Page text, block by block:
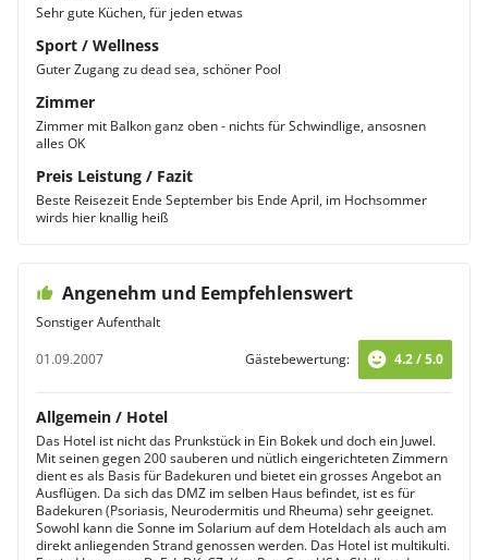
Sehr gute Küchen, für jeden etwas
Sport / Wellness
Guter Zugang zu dead sea, schöner Pool
Zimmer
Zimmer mit Balkon ganz oben - nichts für Schwindlige, ansosnen
alles OK
Preis Leistung / Fazit
Beste Reisezeit Ende September bis Ende April, im Hochsommer
wirds hier knallig heiß
Angenehm und Eempfehlenswert
Sonstiger Aufenthalt
01.09.2007
Gästebewertung: 4.2 / 5.0
Allgemein / Hotel
Das Hotel ist nicht das Prunkstück in Ein Bokek und doch ein Juwel.
Mit seinen gegen 200 sauberen und nütlich eingerichteten Zimmern
dient es als Basis für Badekuren und bietet ein grosses Angebot an
Ausflügen. Da sich das DMZ im selben Haus befindet, ist es für
Badekuren (Psoriasis, Neurodermitis und Rheuma) sehr geeignet.
Sowohl kann die Sonne im Solarium auf dem Hoteldach als auch am
direkt anliegenden Strand genossen werden. Das Hotel ist multikulti.